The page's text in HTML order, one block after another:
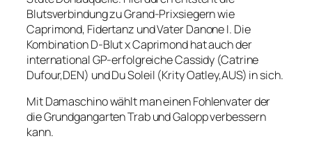
Blutsverbindung zu Grand-Prixsiegern wie
Caprimond, Fidertanz und Vater Danone I. Die
Kombination D-Blut x Caprimond hat auch der
international GP-erfolgreiche Cassidy (Catrine
Dufour,DEN) und Du Soleil (Krity Oatley,AUS) in sich.
Mit Damaschino wählt man einen Fohlenvater der
die Grundgangarten Trab und Galopp verbessern
kann.